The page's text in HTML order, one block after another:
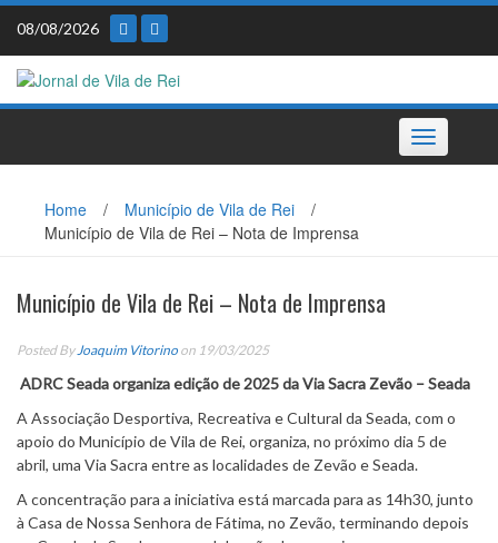
Skip
content
08/08/2026
Toggle
navigation
Home / Município de Vila de Rei
/
Município de Vila de Rei – Nota de Imprensa
Município de Vila de Rei – Nota de Imprensa
Posted By Joaquim Vitorino on 19/03/2025
ADRC Seada organiza edição de 2025 da Via Sacra Zevão – Seada
A Associação Desportiva, Recreativa e Cultural da Seada, com o
apoio do Município de Vila de Rei, organiza, no próximo dia 5 de
abril, uma Via Sacra entre as localidades de Zevão e Seada.
A concentração para a iniciativa está marcada para as 14h30, junto
à Casa de Nossa Senhora de Fátima, no Zevão, terminando depois